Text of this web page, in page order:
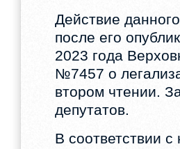
Действие
после его
2023 года
№7457 о
втором чтении.
депутатов.
В соответствии